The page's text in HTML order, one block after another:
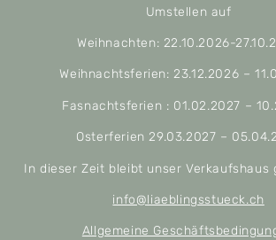
Umstellen auf
Weihnachten: 22.10.2026-
Weihnachtsferien: 23.12.2026 –
Fasnachtsferien : 01.02.2027 –
Osterferien 29.03.2027 –
In dieser Zeit bleibt unser Verkaufshaus
info@liaeblingsstueck.ch
Allgemeine